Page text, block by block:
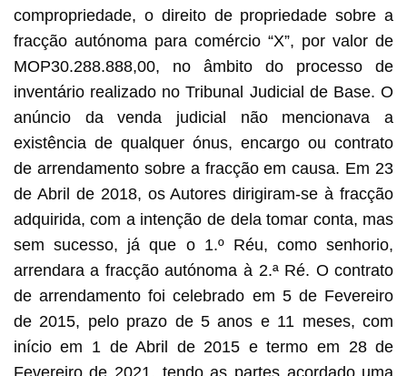
compropriedade, o direito de propriedade sobre a
fracção autónoma para comércio “X”, por valor de
MOP30.288.888,00, no âmbito do processo de
inventário realizado no Tribunal Judicial de Base. O
anúncio da venda judicial não mencionava a
existência de qualquer ónus, encargo ou contrato
de arrendamento sobre a fracção em causa. Em 23
de Abril de 2018, os Autores dirigiram-se à fracção
adquirida, com a intenção de dela tomar conta, mas
sem sucesso, já que o 1.º Réu, como senhorio,
arrendara a fracção autónoma à 2.ª Ré. O contrato
de arrendamento foi celebrado em 5 de Fevereiro
de 2015, pelo prazo de 5 anos e 11 meses, com
início em 1 de Abril de 2015 e termo em 28 de
Fevereiro de 2021, tendo as partes acordado uma